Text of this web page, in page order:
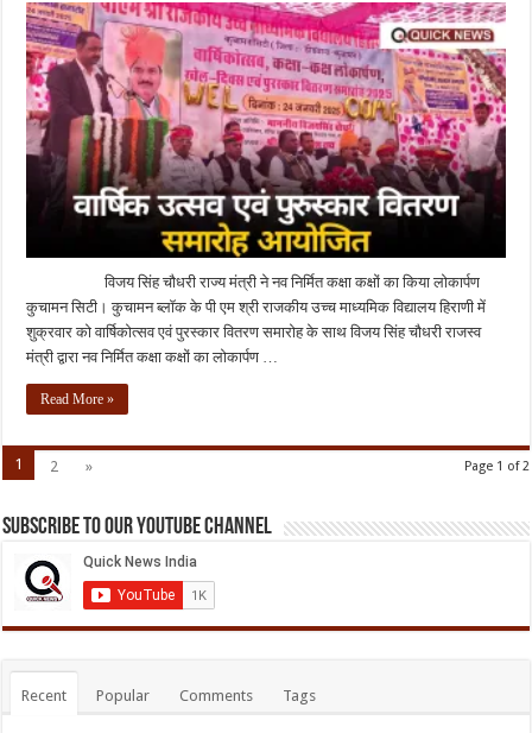
विजय सिंह चौधरी राज्य मंत्री ने नव निर्मित कक्षा कक्षों का किया लोकार्पण
कुचामन सिटी। कुचामन ब्लॉक के पी एम श्री राजकीय उच्च माध्यमिक विद्यालय हिराणी में
शुक्रवार को वार्षिकोत्सव एवं पुरस्कार वितरण समारोह के साथ विजय सिंह चौधरी राजस्व
मंत्री द्वारा नव निर्मित कक्षा कक्षों का लोकार्पण …
Read More »
Page 1 of 2
1 2 »
Subscribe to our Youtube Channel
Recent Popular Comments Tags